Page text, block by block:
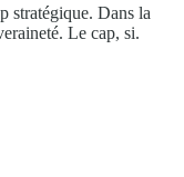
stratégique. Dans la
Le cap, si.